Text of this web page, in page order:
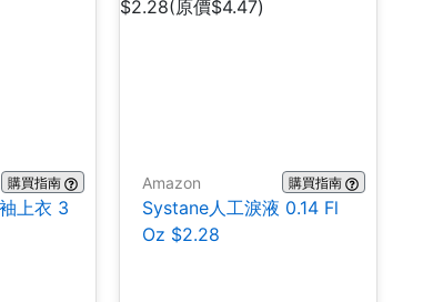
購買指南
上衣 3
Amazon 購買指南
Systane人工淚液 0.14 Fl
Oz $2.28